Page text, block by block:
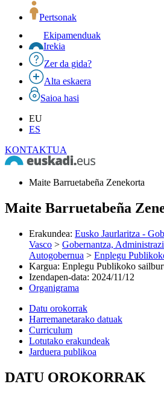
Pertsonak
Ekipamenduak
Irekia
Zer da gida?
Alta eskaera
Saioa hasi
EU
ES
KONTAKTUA
Maite Barruetabeña Zenekorta
Maite Barruetabeña
Erakundea: Eusko Jaurlaritza -
Vasco > Gobernantza,
Autogobernua > Enplegu
Kargua: Enplegu Publikoko
Izendapen-data: 2024/11/12
Organigrama
Datu orokorrak
Harremanetarako datuak
Curriculum
Lotutako erakundeak
Jarduera publikoa
DATU OROKORRAK